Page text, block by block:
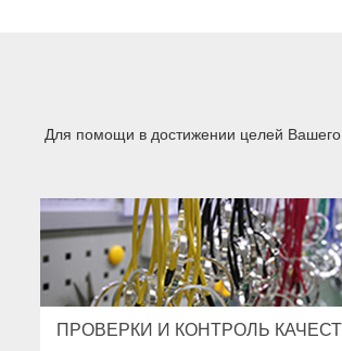
Для помощи в достижении целей Вашего
ПРОВЕРКИ И КОНТРОЛЬ